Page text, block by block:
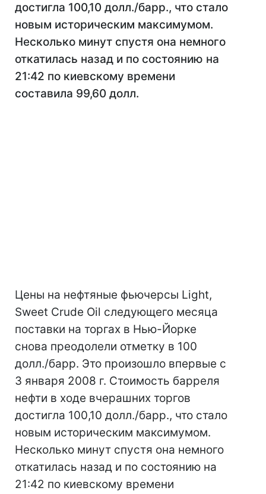
достигла 100,10 долл./барр., что стало
новым историческим максимумом.
Несколько минут спустя она немного
откатилась назад и по состоянию на
21:42 по киевскому времени
составила 99,60 долл.
Цены на нефтяные фьючерсы Light,
Sweet Crude Oil следующего месяца
поставки на торгах в Нью-Йорке
снова преодолели отметку в 100
долл./барр. Это произошло впервые с
3 января 2008 г. Стоимость барреля
нефти в ходе вчерашних торгов
достигла 100,10 долл./барр., что стало
новым историческим максимумом.
Несколько минут спустя она немного
откатилась назад и по состоянию на
21:42 по киевскому времени